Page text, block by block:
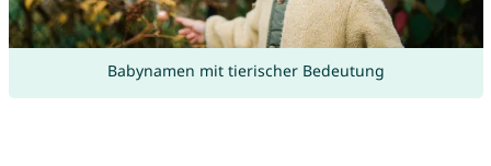
Babynamen mit tierischer Bedeutung